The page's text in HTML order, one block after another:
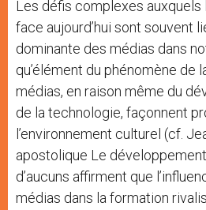
Les défis complexes auxquels
face aujourd’hui sont souvent
dominante des médias dans
qu’élément du phénomène de
médias, en raison même du
de la technologie, façonnent
l’environnement culturel (cf.
apostolique Le
d’aucuns affirment que
médias dans la formation